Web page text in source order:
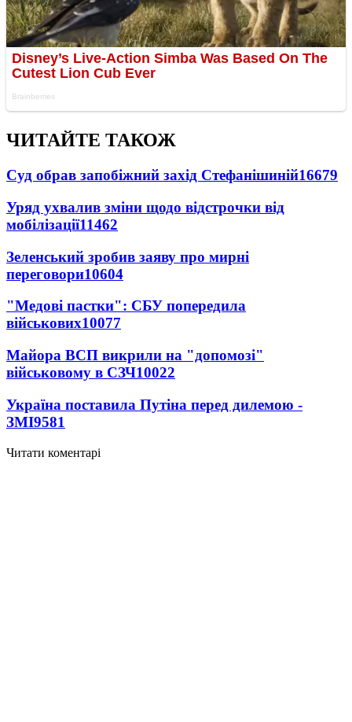
ЧИТАЙТЕ ТАКОЖ
Суд обрав запобіжний захід Стефанішиній16679
Уряд ухвалив зміни щодо відстрочки від
мобілізації11462
Зеленський зробив заяву про мирні
переговори10604
"Медові пастки": СБУ попередила
військових10077
Майора ВСП викрили на "допомозі"
військовому в СЗЧ10022
Україна поставила Путіна перед дилемою -
ЗМІ9581
Читати коментарі